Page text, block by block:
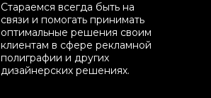
Стараемся всегда быть на
связи и помогать принимать
оптимальные решения своим
клиентам в сфере рекламной
полиграфии и других
дизайнерских решениях.